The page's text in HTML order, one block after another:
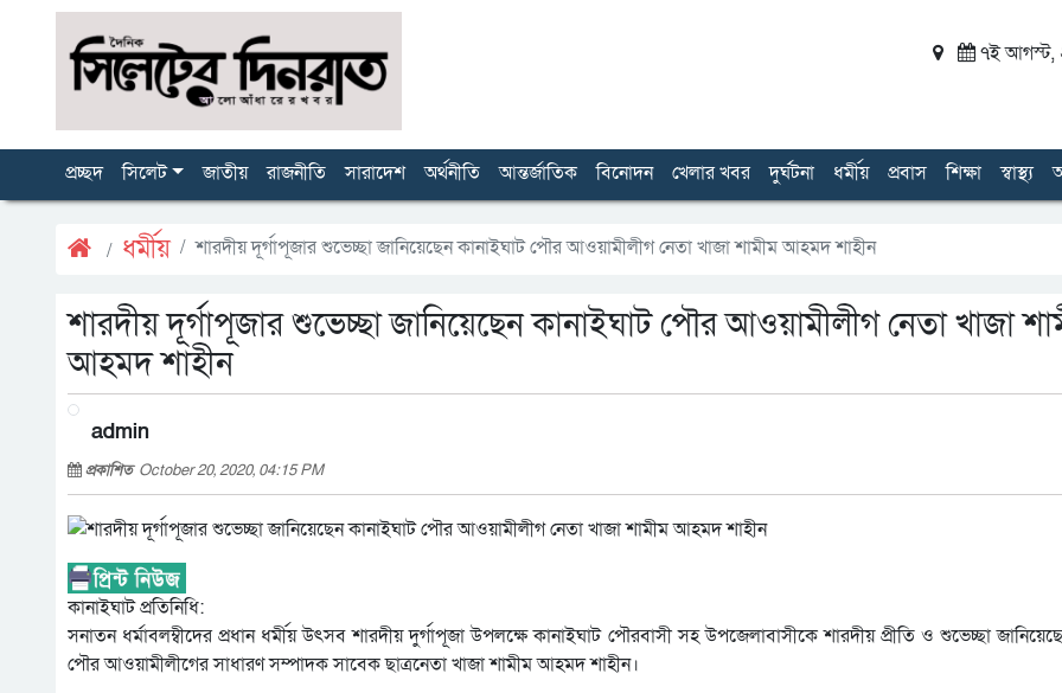
৭ই আগস্ট,
প্রচ্ছদ সিলেট জাতীয় রাজনীতি সারাদেশ অর্থনীতি আন্তর্জাতিক বিনোদন খেলার খবর দুর্ঘটনা ধর্মীয় প্রবাস শিক্ষা স্বাস্থ্য
ধর্মীয় শারদীয় দূর্গাপূজার শুভেচ্ছা জানিয়েছেন কানাইঘাট পৌর আওয়ামীলীগ নেতা খাজা শামীম আহমদ শাহীন
শারদীয় দূর্গাপূজার শুভেচ্ছা জানিয়েছেন কানাইঘাট পৌর আওয়ামীলীগ নেতা খাজা
আহমদ শাহীন
admin
প্রকাশিত October 20, 2020, 04:15 PM
কানাইঘাট প্রতিনিধি:
সনাতন ধর্মাবলম্বীদের প্রধান ধর্মীয় উৎসব শারদীয় দুর্গাপূজা উপলক্ষে কানাইঘাট পৌরবাসী সহ উপজেলাবাসীকে শারদীয় প্রীতি ও শুভেচ্ছা
পৌর আওয়ামীলীগের সাধারণ সম্পাদক সাবেক ছাত্রনেতা খাজা শামীম আহমদ শাহীন।